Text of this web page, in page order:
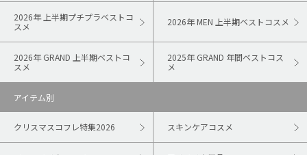
2026年 上半期プチプラベストコ
スメ
2026年 MEN 上半期ベストコスメ
2026年 GRAND 上半期ベストコ
スメ
2025年 GRAND 年間ベストコス
メ
アイテム別
クリスマスコフレ特集2026 スキンケアコスメ